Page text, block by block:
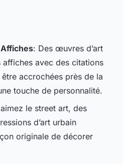
: Des œuvres d’art
affiches avec des citations
accrochées près de la
touche de personnalité.
le street art, des
d’art urbain
originale de décorer